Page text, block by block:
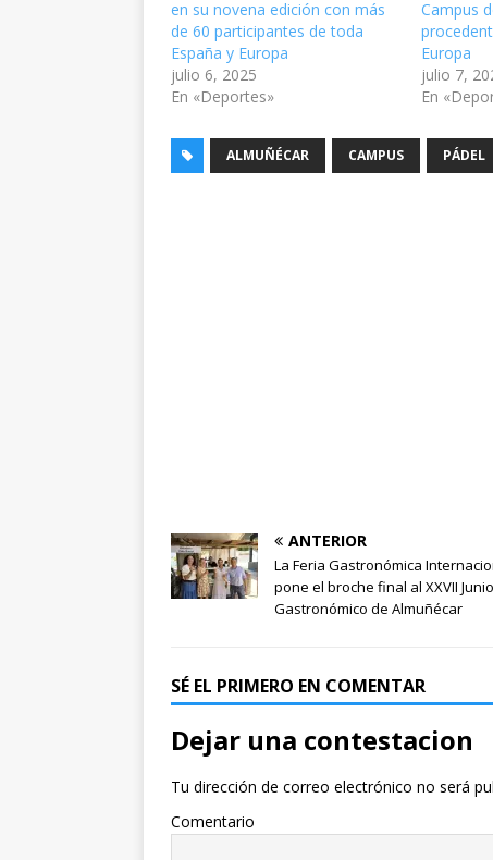
en su novena edición con más
de 60 participantes de toda
España y Europa
julio 6, 2025
En «Deportes»
Campus
Europa
julio 7,
En
ALMUÑÉCAR CAMPUS PÁDEL
ANTERIOR
La Feria Gastronómica
pone el broche final al XXVII Junio
Gastronómico de Almuñécar
SÉ EL PRIMERO EN COMENTAR
Dejar una contestacion
Tu dirección de correo electrónico no será
Comentario